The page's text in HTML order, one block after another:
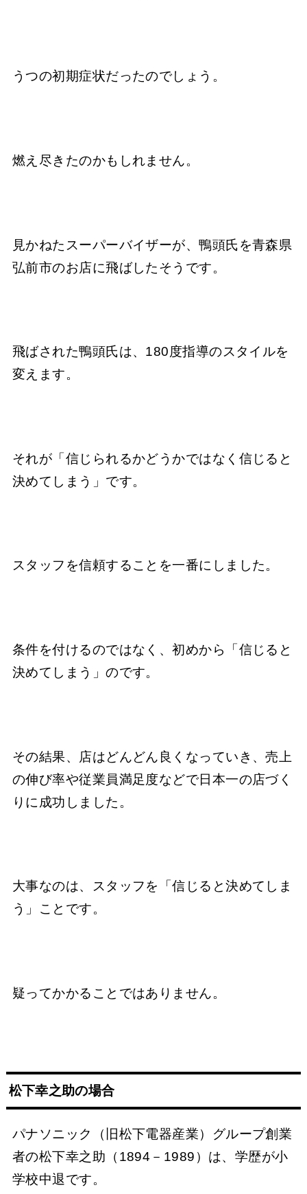
うつの初期症状だったのでしょう。
燃え尽きたのかもしれません。
見かねたスーパーバイザーが、鴨頭氏を青森県
弘前市のお店に飛ばしたそうです。
飛ばされた鴨頭氏は、180度指導のスタイルを
変えます。
それが「信じられるかどうかではなく信じると
決めてしまう」です。
スタッフを信頼することを一番にしました。
条件を付けるのではなく、初めから「信じると
決めてしまう」のです。
その結果、店はどんどん良くなっていき、売上
の伸び率や従業員満足度などで日本一の店づく
りに成功しました。
大事なのは、スタッフを「信じると決めてしま
う」ことです。
疑ってかかることではありません。
松下幸之助の場合
パナソニック（旧松下電器産業）グループ創業
者の松下幸之助（1894－1989）は、学歴が小
学校中退です。